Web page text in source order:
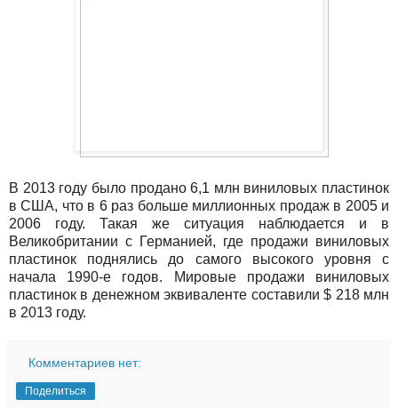
В 2013 году было продано 6,1 млн виниловых пластинок
в США, что в 6 раз больше миллионных продаж в 2005 и
2006 году. Такая же ситуация наблюдается и в
Великобритании с Германией, где продажи виниловых
пластинок поднялись до самого высокого уровня с
начала 1990-е годов. Мировые продажи виниловых
пластинок в денежном эквиваленте составили $ 218 млн
в 2013 году.
Комментариев нет:
Поделиться